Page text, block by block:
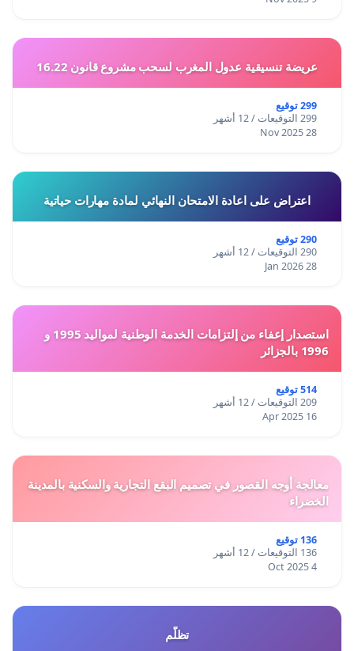
عريضة تنسيقية عدول المغرب لسحب مشروع قانون 16.22
299 توقيع
299 التوقيعات / 12 أشهر
28 Nov 2025
اعتراض على اعادة الامتحان النهائي لمادة مهارات حياتية
290 توقيع
290 التوقيعات / 12 أشهر
28 Jan 2026
استصدار إعفاء من إلتزامات الخدمة الوطنية لمواليد 1995 و
1996 بالجزائر
514 توقيع
209 التوقيعات / 12 أشهر
16 Apr 2025
معالجة أوجه القصور في تصميم البقع التجارية والسكنية بالمدينة
الخضراء
136 توقيع
136 التوقيعات / 12 أشهر
4 Oct 2025
تظلّم